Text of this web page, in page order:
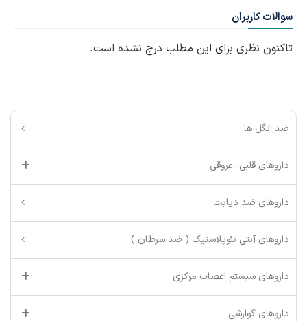
سوالات کاربران
تاکنون نظری برای این مطلب درج نشده است.
ضد انگل ها
داروهای قلبی- عروقی
داروهای ضد دیابت
داروهای آنتی نئوپلاستیک ( ضد سرطان )
داروهای سیستم اعصاب مرکزی
داروهای گوارشی